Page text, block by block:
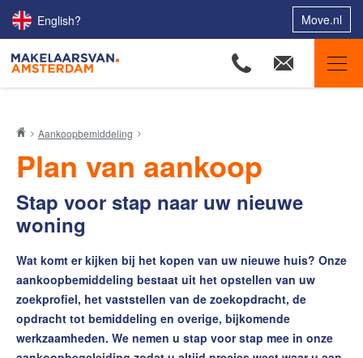
English? Move.nl
Ons aanbod
Woningzoekers
Onze makelaars
Onze expertises
Huis verkopen
Huis kopen
Uw huis verhuren
Onze diensten
Aankoopbemiddeling
Plan van aankoop
Stap voor stap naar uw nieuwe
woning
Wat komt er kijken bij het kopen van uw nieuwe huis? Onze
aankoopbemiddeling bestaat uit het opstellen van uw
zoekprofiel, het vaststellen van de zoekopdracht, de
opdracht tot bemiddeling en overige, bijkomende
werkzaamheden. We nemen u stap voor stap mee in onze